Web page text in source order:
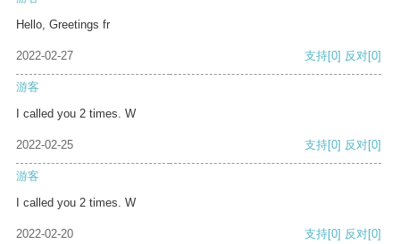
Hello, Greetings fr
2022-02-27 支持[0] 反对[0]
游客
I called you 2 times. W
2022-02-25 支持[0] 反对[0]
游客
I called you 2 times. W
2022-02-20 支持[0] 反对[0]